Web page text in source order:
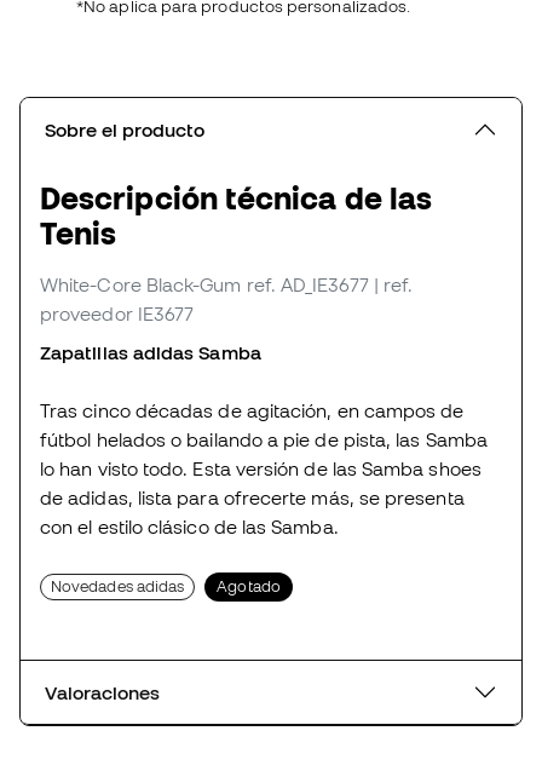
*No aplica para productos personalizados.
Sobre el producto
Descripción técnica de las
Tenis
White-Core Black-Gum ref. AD_IE3677 | ref.
proveedor IE3677
Zapatillas adidas Samba
Tras cinco décadas de agitación, en campos de
fútbol helados o bailando a pie de pista, las Samba
lo han visto todo. Esta versión de las Samba shoes
de adidas, lista para ofrecerte más, se presenta
con el estilo clásico de las Samba.
Novedades adidas Agotado
Valoraciones